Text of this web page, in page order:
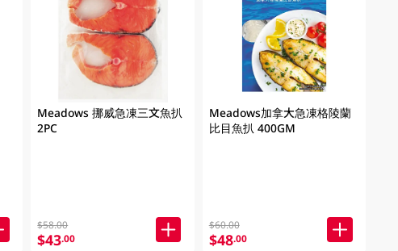
Meadows 挪威急凍三文魚扒
2PC
$58.00
$43.00
Meadows加拿大急凍格陵蘭
比目魚扒 400GM
$60.00
$48.00